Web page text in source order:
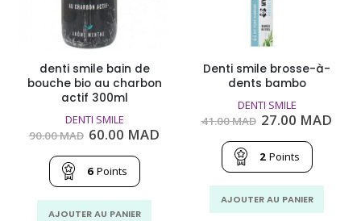
denti smile bain de
bouche bio au charbon
actif 300ml
DENTI SMILE
90.00MAD Le
initial
était :
90.00
MAD.
60.00 MAD
6 Points
AJOUTER AU PANIER
Denti smile brosse-à-
dents bambo
DENTI SMILE
41.00MAD Le
initial
était :
41.00
MAD.
27.00 MAD
2 Points
AJOUTER AU PANIER